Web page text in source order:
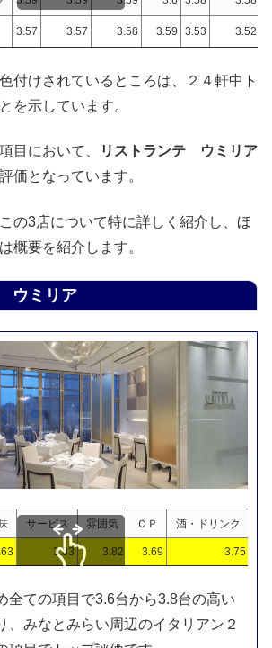
3.57 3.57 3.58 3.59 3.53 3.52
付けされているところは、２４軒中ト
を示しています。
目において、
リストランテ ウミリア
価となっています。
の3店について特に詳しく紹介し、ほ
概要を紹介します。
ウミリア
サービス 雰囲気 ＣＰ 酒・ドリンク
3.83 3.82 3.69 3.75
全ての項目で3.6台から3.8台の高い
、みなとみらい周辺のイタリアン２